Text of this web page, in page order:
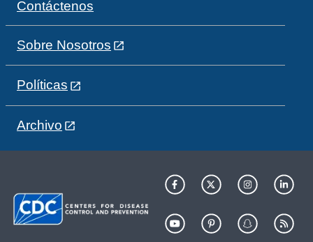
Contáctenos
Sobre Nosotros
Políticas
Archivo